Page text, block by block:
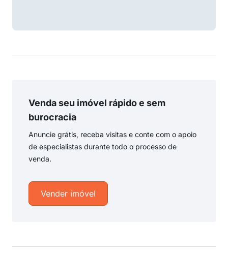
Venda seu imóvel rápido e sem
burocracia
Anuncie grátis, receba visitas e conte com o apoio
de especialistas durante todo o processo de
venda.
Vender imóvel